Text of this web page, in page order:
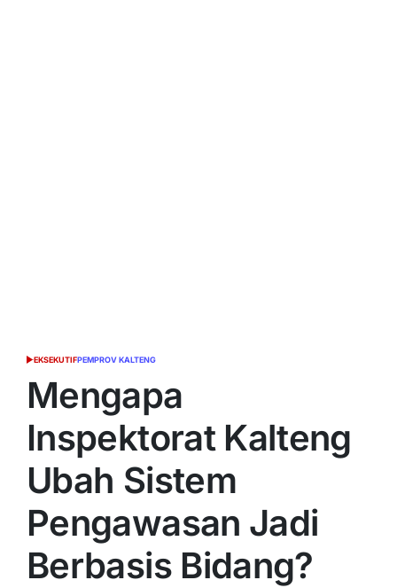
POSTED
EKSEKUTIFPEMPROV KALTENG
Mengapa
Inspektorat Kalteng
Ubah Sistem
Pengawasan Jadi
Berbasis Bidang?